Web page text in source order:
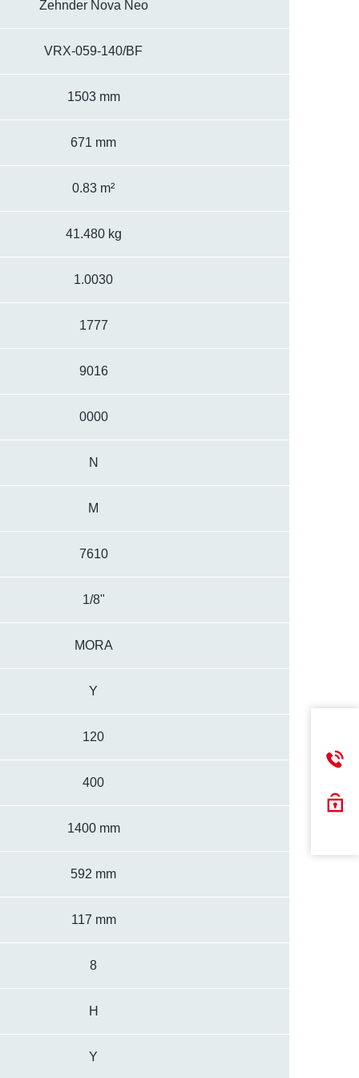
Zehnder Nova Neo
VRX-059-140/BF
1503 mm
671 mm
0.83 m²
41.480 kg
1.0030
1777
9016
0000
N
M
7610
1/8"
MORA
Y
120
400
1400 mm
592 mm
117 mm
8
H
Y